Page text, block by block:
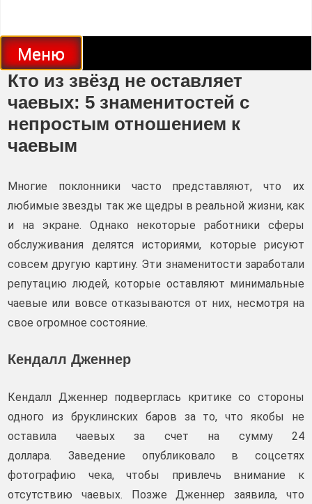
Меню
Кто из звёзд не оставляет
чаевых: 5 знаменитостей с
непростым отношением к
чаевым
Многие поклонники часто представляют, что их
любимые звезды так же щедры в реальной жизни, как
и на экране. Однако некоторые работники сферы
обслуживания делятся историями, которые рисуют
совсем другую картину. Эти знаменитости заработали
репутацию людей, которые оставляют минимальные
чаевые или вовсе отказываются от них, несмотря на
свое огромное состояние.
Кендалл Дженнер
Кендалл Дженнер подверглась критике со стороны
одного из бруклинских баров за то, что якобы не
оставила чаевых за счет на сумму 24
доллара. Заведение опубликовало в соцсетях
фотографию чека, чтобы привлечь внимание к
отсутствию чаевых. Позже Дженнер заявила, что